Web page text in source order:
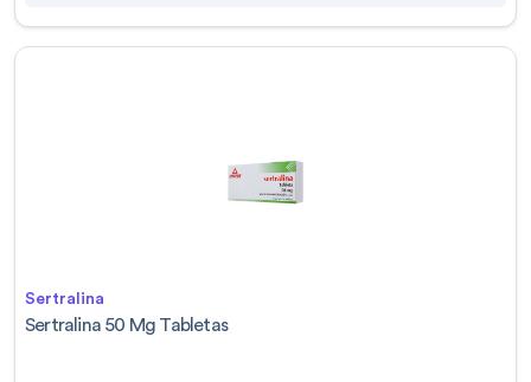
Sertralina
Sertralina 50 Mg Tabletas